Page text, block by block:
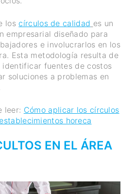
los círculos de calidad es un
empresarial diseñado para
e involucrarlos en los
Esta metodología resulta de
fuentes de costos
soluciones a problemas en
leer: Cómo aplicar los círculos
horeca
EN EL ÁREA